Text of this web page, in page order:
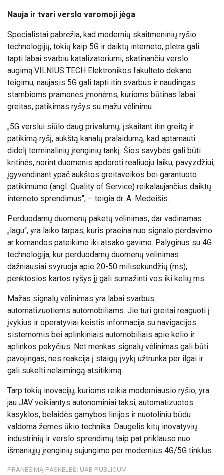
Nauja ir tvari verslo varomoji jėga
Specialistai pabrėžia, kad modernių skaitmeninių ryšio
technologijų, tokių kaip 5G ir daiktų interneto, plėtra gali
tapti labai svarbiu katalizatoriumi, skatinančiu verslo
augimą.VILNIUS TECH Elektronikos fakulteto dekano
teigimu, naujasis 5G gali tapti itin svarbus ir naudingas
stambioms pramonės įmonėms, kurioms būtinas labai
greitas, patikimas ryšys su mažu vėlinimu.
„5G verslui siūlo daug privalumų, įskaitant itin greitą ir
patikimą ryšį, aukštą kanalų pralaidumą, kad aptarnauti
didelį terminalinių įrenginių tankį. Šios savybės gali būti
kritinės, norint duomenis apdoroti realiuoju laiku, pavyzdžiui,
įgyvendinant ypač aukštos greitaveikos bei garantuoto
patikimumo (angl. Quality of Service) reikalaujančius daiktų
interneto sprendimus", – teigia dr. A. Medeišis.
Perduodamų duomenų paketų vėlinimas, dar vadinamas
„lagu“, yra laiko tarpas, kuris praeina nuo signalo perdavimo
ar komandos pateikimo iki atsako gavimo. Palyginus su 4G
technologija, kur perduodamų duomenų vėlinimas
dažniausiai svyruoja apie 20-50 milisekundžių (ms),
penktosios kartos ryšys jį gali sumažinti vos iki kelių ms.
Mažas signalų vėlinimas yra labai svarbus
automatizuotiems automobiliams. Jie turi greitai reaguoti į
įvykius ir operatyviai keistis informacija su navigacijos
sistemomis bei aplinkiniais automobiliais apie kelio ir
aplinkos pokyčius. Net menkas signalų vėlinimas gali būti
pavojingas, nes reakcija į staigų įvykį užtrunka per ilgai ir
gali sukelti nelaimingą atsitikimą.
Tarp tokių inovacijų, kurioms reikia moderniausio ryšio, yra
jau JAV veikiantys autonominiai taksi, automatizuotos
kasyklos, belaidės gamybos linijos ir nuotoliniu būdu
valdoma žemės ūkio technika. Daugelis kitų inovatyvių
industrinių ir verslo sprendimų taip pat priklauso nuo
išmaniųjų įrenginių sujungimo per modernius 4G/5G tinklus.
PRANEŠIMĄ PASKELBĖ: UAB PUBLICUM